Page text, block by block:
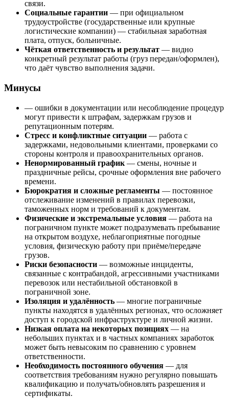
связи.
Социальные гарантии — при официальном
трудоустройстве (государственные или крупные
логистические компании) — стабильная заработная
плата, отпуск, больничные.
Чёткая ответственность и результат — видно
конкретный результат работы (груз передан/оформлен),
что даёт чувство выполнения задачи.
Минусы
— ошибки в документации или несоблюдение процедур
могут привести к штрафам, задержкам грузов и
репутационным потерям.
Стресс и конфликтные ситуации — работа с
задержками, недовольными клиентами, проверками со
стороны контроля и правоохранительных органов.
Ненормированный график — смены, ночные и
праздничные рейсы, срочные оформления вне рабочего
времени.
Бюрократия и сложные регламенты — постоянное
отслеживание изменений в правилах перевозки,
таможенных норм и требований к документам.
Физические и экстремальные условия — работа на
пограничном пункте может подразумевать пребывание
на открытом воздухе, неблагоприятные погодные
условия, физическую работу при приёме/передаче
грузов.
Риски безопасности — возможные инциденты,
связанные с контрабандой, агрессивными участниками
перевозок или нестабильной обстановкой в
пограничной зоне.
Изоляция и удалённость — многие пограничные
пункты находятся в удалённых регионах, что осложняет
доступ к городской инфраструктуре и личной жизни.
Низкая оплата на некоторых позициях — на
небольших пунктах и в частных компаниях заработок
может быть невысоким по сравнению с уровнем
ответственности.
Необходимость постоянного обучения — для
соответствия требованиям нужно регулярно повышать
квалификацию и получать/обновлять разрешения и
сертификаты.